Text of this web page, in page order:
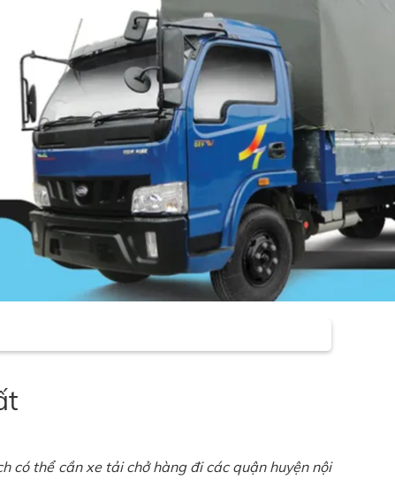
có thể cần xe tải chở hàng đi các quận huyện nội